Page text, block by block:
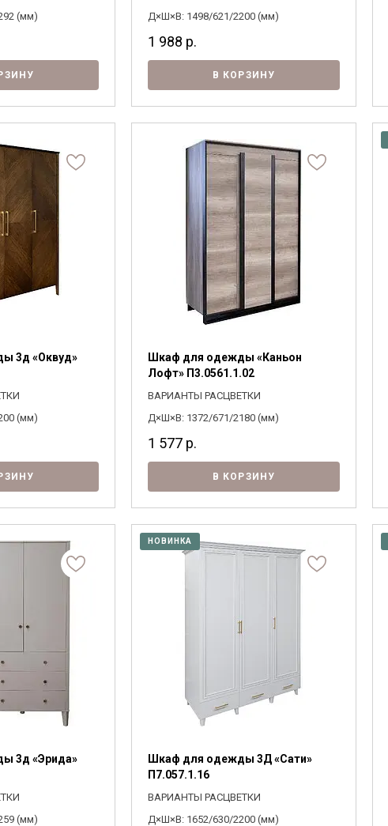
(мм)
Д×Ш×В: 1498/621/2200 (мм)
1 988 р.
В КОРЗИНУ
3д «Оквуд»
(мм)
Шкаф для одежды «Каньон
Лофт» П3.0561.1.02
ВАРИАНТЫ РАСЦВЕТКИ
Д×Ш×В: 1372/671/2180 (мм)
1 577 р.
В КОРЗИНУ
3д «Эрида»
(мм)
НОВИНКА
Шкаф для одежды 3Д «Сати»
П7.057.1.16
ВАРИАНТЫ РАСЦВЕТКИ
Д×Ш×В: 1652/630/2200 (мм)